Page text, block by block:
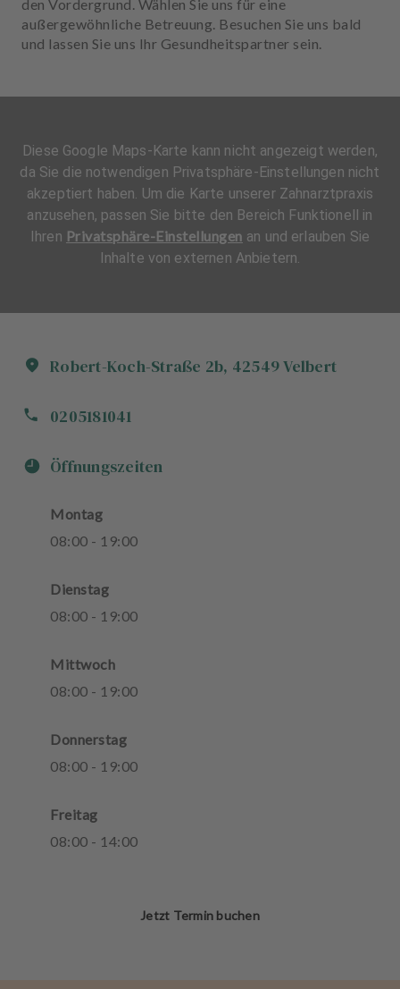
den Vordergrund. Wählen Sie uns für eine
außergewöhnliche Betreuung. Besuchen Sie uns bald
und lassen Sie uns Ihr Gesundheitspartner sein.
Robert-Koch-Straße 2b, 42549Velbert
0205181041
Öffnungszeiten
Montag
08:00 - 19:00
Dienstag
08:00 - 19:00
Mittwoch
08:00 - 19:00
Donnerstag
08:00 - 19:00
Freitag
08:00 - 14:00
Diese Google Maps-Karte kann nicht angezeigt werden,
da Sie die notwendigen Privatsphäre-Einstellungen nicht
akzeptiert haben. Um die Karte unserer Zahnarztpraxis
anzusehen, passen Sie bitte den Bereich Funktionell in
Ihren Privatsphäre-Einstellungen an und erlauben Sie
Inhalte von externen Anbietern.
Jetzt Termin buchen